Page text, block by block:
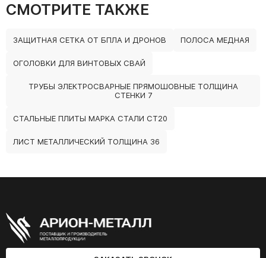
СМОТРИТЕ ТАКЖЕ
ЗАЩИТНАЯ СЕТКА ОТ БПЛА И ДРОНОВ ПОЛОСА МЕДНАЯ
ОГОЛОВКИ ДЛЯ ВИНТОВЫХ СВАЙ
ТРУБЫ ЭЛЕКТРОСВАРНЫЕ ПРЯМОШОВНЫЕ ТОЛЩИНА
СТЕНКИ 7
СТАЛЬНЫЕ ПЛИТЫ МАРКА СТАЛИ СТ20
ЛИСТ МЕТАЛЛИЧЕСКИЙ ТОЛЩИНА 36